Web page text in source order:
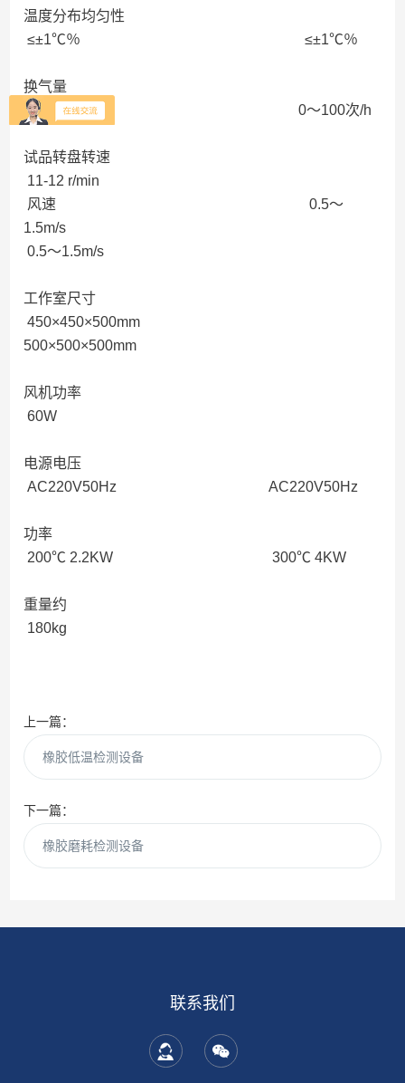
温度分布均匀性
≤±1℃％ ≤±1℃％
换气量
8～20次/h 0～100次/h
试品转盘转速
11-12 r/min
风速 0.5～
1.5m/s
0.5～1.5m/s
工作室尺寸
450×450×500mm
500×500×500mm
风机功率
60W
电源电压
AC220V50Hz AC220V50Hz
功率
200℃ 2.2KW 300℃ 4KW
重量约
180kg
上一篇：
橡胶低温检测设备
下一篇：
橡胶磨耗检测设备
联系我们